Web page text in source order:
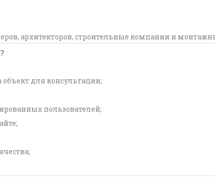
архитекторов, строительные компании и
для консультации;
пользователей;